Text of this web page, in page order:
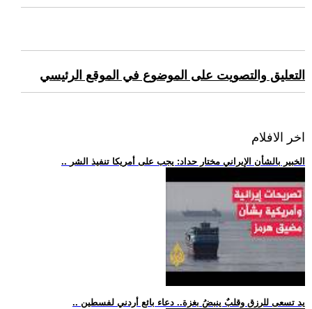
التعليق والتصويت على الموضوع في الموقع الرئيسي
اخر الافلام
.. الخبير بالشأن الإيراني مختار حداد: يجب على أمريكا تنفيذ الشر
.. يد تسعى للرزق وقلبٌ ينبضُ بغزة.. دعاء بائع أردني لفسطين